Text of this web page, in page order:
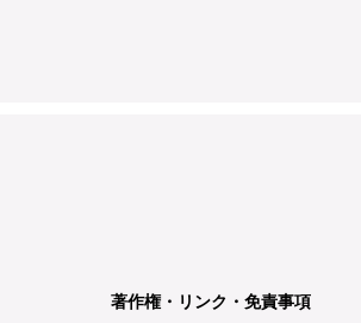
著作権・リンク・免責事項